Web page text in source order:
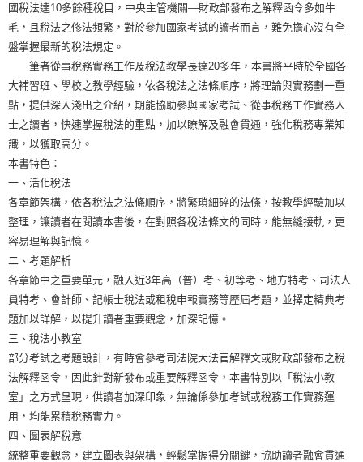
國稅法達10多餘種稅目，中央主管機關―財政部發布之解釋函令多如牛
毛，且稅法之修法頻繁，對於參加國家考試的讀者而言，難免擔心沒有全
盤掌握最新的稅法規定。
筆者從事稅務實務工作及稅法教學長達20多年，本書將平時於全國各
大補習班、學校之教學經驗，依各稅法之法條順序，將理論與實務劃一重
點，提供深入淺出之介紹，期能協助參與國家考試、從事稅務工作實務人
士之讀者，快速掌握稅法的重點，加以瞭解及融會貫通，強化稅務專業知
識，以獲取高分。
本書特色：
一、活化稅法
各章節架構，依各稅法之法條順序，將繁瑣細碎的法條，按教學經驗加以
整理，讓讀者在閱讀本書後，在對照各稅法條文的同時，能無縫接軌，更
容易理解與記憶。
二、考題解析
各章節中之重要單元，融入近3年高（普）考、初等考、地方特考、司法人
員特考、會計師、記帳士稅法或租稅申報實務等歷屆考題，並擇定精典考
題加以詳解，以提升讀者重要觀念，加深記憶。
三、稅法小教室
部分考試之考題設計，有時會參考司法院大法官解釋文或財政部發布之稅
法解釋函令，因此針對新發布或重要解釋函令，本書特別以「稅法小教
室」之方式呈現，供讀者加深印象，無論係參加考試或稅務工作實務運
用，均能累積稅務實力。
四、圖表解稅意
統整重要觀念，建立圖表與架構，輕鬆掌握得分關鍵，協助讀者融會貫通